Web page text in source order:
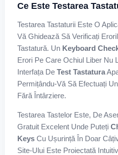
Ce Este Testarea
Testarea Tastaturii Este O
Vă Ghidează Să Verificați
Tastatură. Un Keyboard
Erori Pe Care Ochiul Liber Nu
Interfața DeTest Tastatura
Permițându-Vă Să Efectuați Un
Fără Întârziere.
Testarea Tastelor Este, De
Gratuit Excelent Unde Puteți
Keys Cu Ușurință În Doar
Site-Ului Este Proiectată